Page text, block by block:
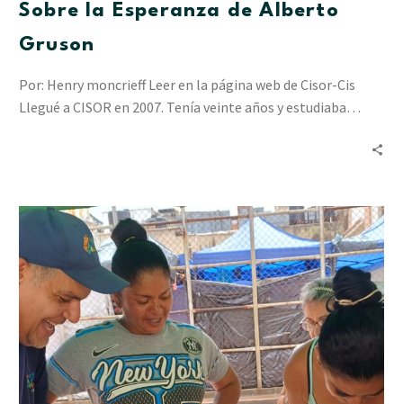
Sobre la Esperanza de Alberto
Gruson
Por: Henry moncrieff Leer en la página web de Cisor-Cis
Llegué a CISOR en 2007. Tenía veinte años y estudiaba…
“Resiliencia
en
Acción”
ha
acompañado
a
2.412
personas
en